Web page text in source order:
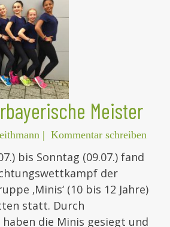
Meister
| Kommentar schreiben
bis Sonntag (09.07.) fand
der
‚Minis‘ (10 bis 12 Jahre)
statt. Durch
die Minis gesiegt und